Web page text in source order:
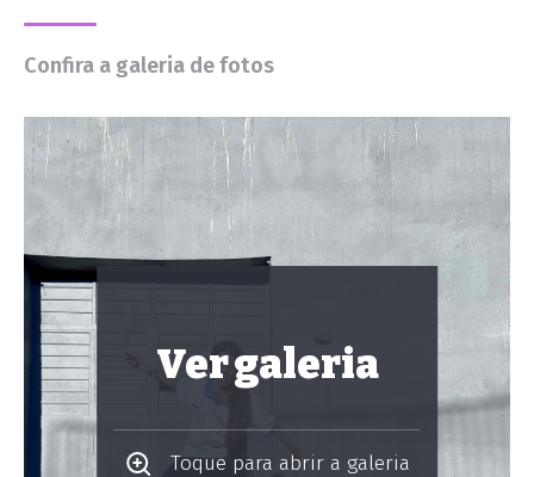
Confira a galeria de fotos
Ver galeria
Toque para abrir a galeria